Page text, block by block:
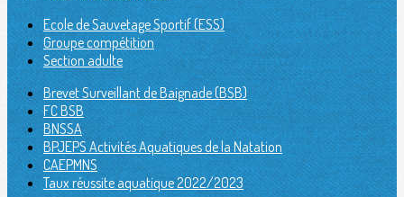
Ecole de Sauvetage Sportif (ESS)
Groupe compétition
Section adulte
Brevet Surveillant de Baignade (BSB)
FC BSB
BNSSA
BPJEPS Activités Aquatiques de la Natation
CAEPMNS
Taux réussite aquatique 2022/2023